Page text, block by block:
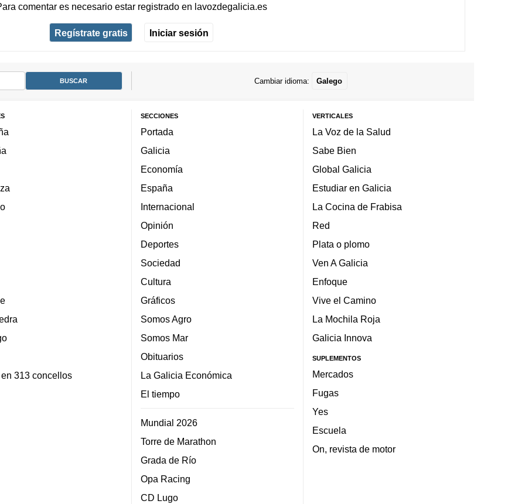
comentar es necesario estar registradoen lavozdegalicia.es
Regístrate gratis Iniciar sesión
Cambiar idioma: Galego
313 concellos
SECCIONES
Portada
Galicia
Economía
España
Internacional
Opinión
Deportes
Sociedad
Cultura
Gráficos
Somos Agro
Somos Mar
Obituarios
La Galicia Económica
El tiempo
Mundial 2026
Torre de Marathon
Grada de Río
Opa Racing
CD Lugo
VERTICALES
La Voz de la Salud
Sabe Bien
Global Galicia
Estudiar en Galicia
La Cocina de Frabisa
Red
Plata o plomo
Ven A Galicia
Enfoque
Vive el Camino
La Mochila Roja
Galicia Innova
SUPLEMENTOS
Mercados
Fugas
Yes
Escuela
On, revista de motor